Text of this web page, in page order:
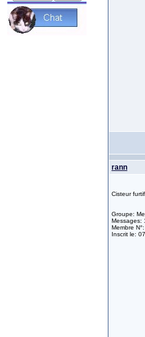
rann
Cisteur furtif
Groupe:
Messages:
Membre
Inscrit le: